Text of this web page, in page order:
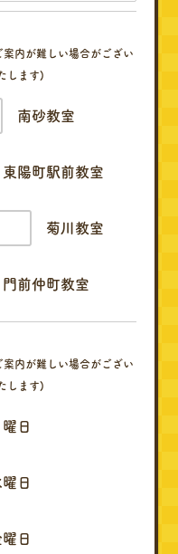
内が難しい場合がござい
します)
南砂教室
東陽町駅前教室
菊川教室
門前仲町教室
内が難しい場合がござい
します)
曜日
曜日
曜日